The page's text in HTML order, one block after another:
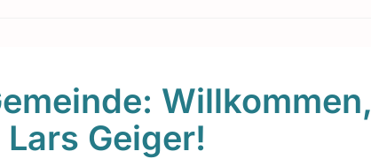
Willkommen,
Lars Geiger!